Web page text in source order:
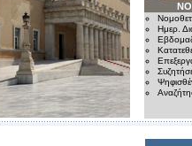
Ημερ.